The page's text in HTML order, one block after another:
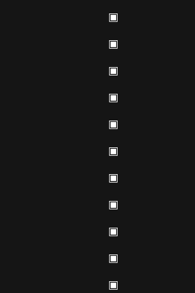
▣
▣
▣
▣
▣
▣
▣
▣
▣
▣
▣